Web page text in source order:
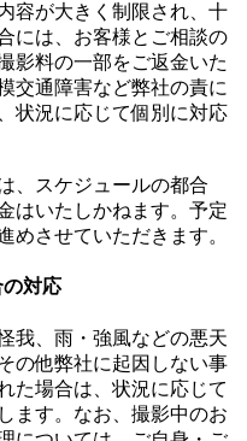
容が大きく制限され、十
には、お客様とご相談の
影料の一部をご返金いた
交通障害など弊社の責に
状況に応じて個別に対応
、スケジュールの都合
はいたしかねます。予定
めさせていただきます。
対応
我、雨・強風などの悪天
の他弊社に起因しない事
た場合は、状況に応じて
ます。なお、撮影中のお